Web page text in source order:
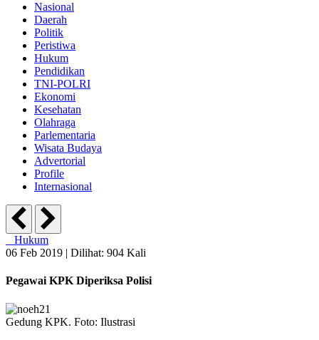
Nasional
Daerah
Politik
Peristiwa
Hukum
Pendidikan
TNI-POLRI
Ekonomi
Kesehatan
Olahraga
Parlementaria
Wisata Budaya
Advertorial
Profile
Internasional
Hukum
06 Feb 2019 | Dilihat: 904 Kali
Pegawai KPK Diperiksa Polisi
Gedung KPK. Foto: Ilustrasi